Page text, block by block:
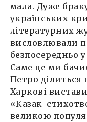
мала. Дуже
українських
літературних
висловлювали
безпосередньо
Саме це ми
Петро ділиться
Харкові
«Казак-
великою